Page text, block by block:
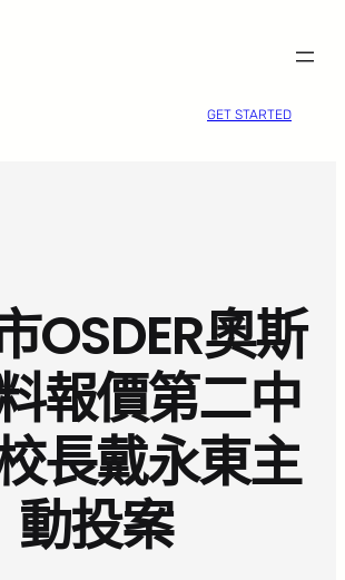
GET STARTED
OSDER奧斯
報價第二中
長戴永東主
動投案